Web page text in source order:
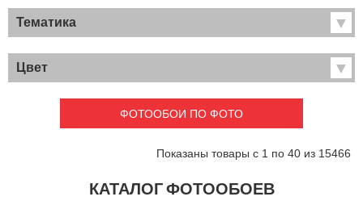
Тематика
Хиты продаж
Фрески
Детские
Карты
Перспектива
Города
Живопись
Цветы и растения
Животный мир
Цвет
ФОТООБОИ ПО ФОТО
Показаны товары с 1 по 40 из 15466
КАТАЛОГ ФОТООБОЕВ